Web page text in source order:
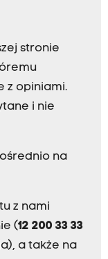
stronie
z opiniami.
i nie
na
z nami
(12 200 33 33
a także na